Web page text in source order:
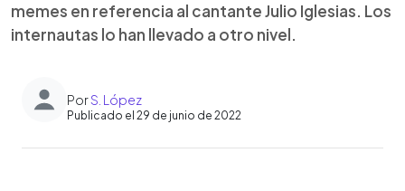
memes en referencia al cantante Julio Iglesias. Los
internautas lo han llevado a otro nivel.
PorS. López
Publicado el 29 de junio de 2022